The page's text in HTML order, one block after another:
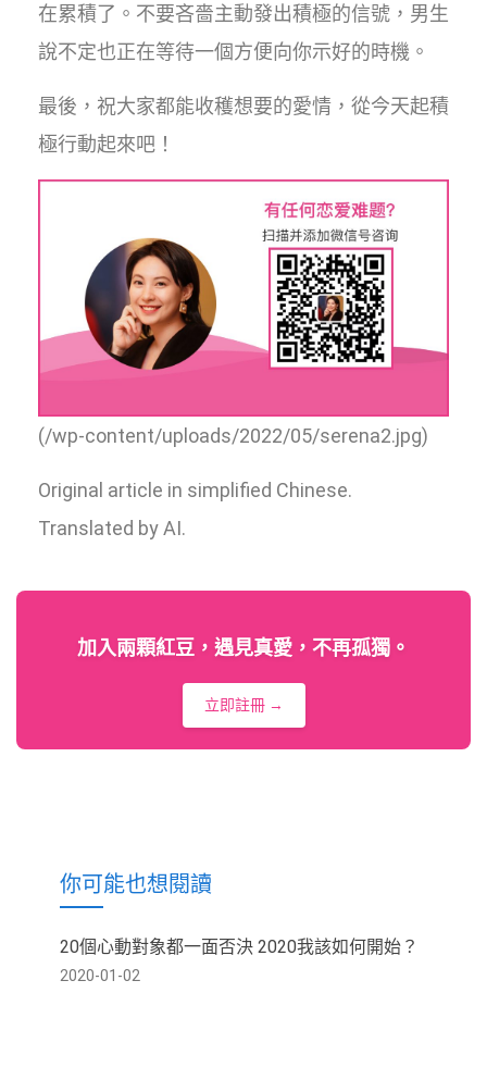
在累積了。不要吝嗇主動發出積極的信號，男生
說不定也正在等待一個方便向你示好的時機。
最後，祝大家都能收穫想要的愛情，從今天起積
極行動起來吧！
(/wp-content/uploads/2022/05/serena2.jpg)
Original article in simplified Chinese.
Translated by AI.
加入兩顆紅豆，遇見真愛，不再孤獨。
立即註冊 →
你可能也想閱讀
20個心動對象都一面否決 2020我該如何開始？
2020-01-02